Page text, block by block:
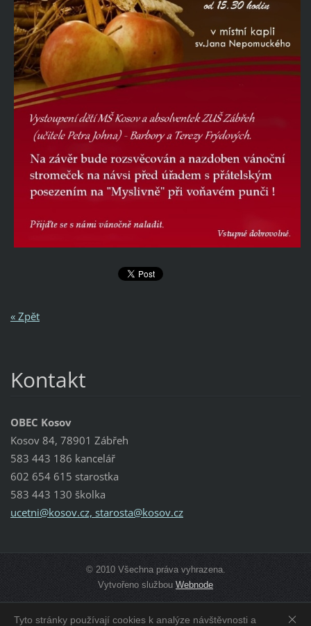
« Zpět
Tyto stránky používají cookies k analýze návštěvnosti a
Kontakt
OBEC Kosov
Kosov 84, 78901 Zábřeh
583 443 186 kancelář
602 654 615 starostka
583 443 130 školka
ucetni@kosov.cz, starosta@kosov.cz
© 2010 Všechna práva vyhrazena.
Vytvořeno službou Webnode
Zobrazit:Mobilní verzi|Standardní verzi